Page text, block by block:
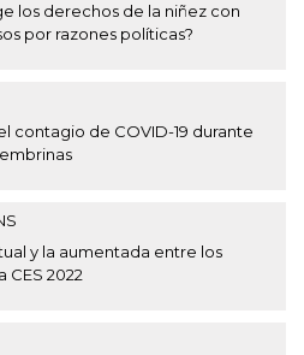
los derechos de la niñez con
por razones políticas?
contagio de COVID-19 durante
y la aumentada entre los
CES 2022